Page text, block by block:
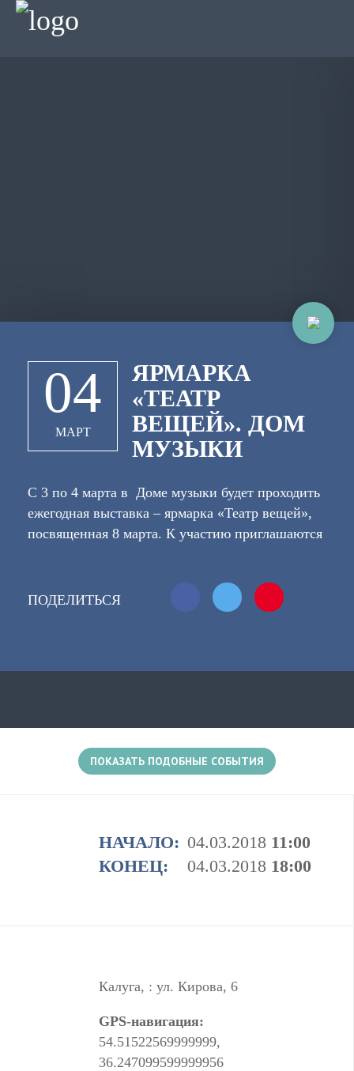
04
МАРТ
ЯРМАРКА
«ТЕАТР
ВЕЩЕЙ». ДОМ
МУЗЫКИ
С 3 по 4 марта в Доме музыки будет проходить
ежегодная выставка – ярмарка «Театр вещей»,
посвященная 8 марта. К участию приглашаются
занимающиеся продажей изделий ручной
работы. Все посетители ярмарки смогут увидеть
ПОДЕЛИТЬСЯ
Есть несколько событий в этом месте
ПОКАЗАТЬ ПОДОБНЫЕ СОБЫТИЯ
НАЧАЛО: 04.03.2018 11:00
КОНЕЦ:
04.03.2018 18:00
Калуга, : ул. Кирова, 6
GPS-навигация:
54.51522569999999,
36.247099599999956